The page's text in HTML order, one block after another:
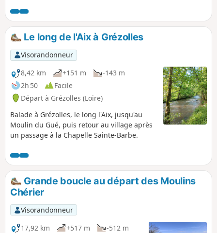
Par beau temps on distingue nettement
la chaîne des Alpes.
Le long de l'Aix à Grézolles
Visorandonneur
8,42 km
+151 m
-143 m
2h 50
Facile
Départ à Grézolles (Loire)
Balade à Grézolles, le long l'Aix, jusqu'au
Moulin du Gué, puis retour au village après
un passage à la Chapelle Sainte-Barbe.
Grande boucle au départ des Moulins
Chérier
Visorandonneur
17,92 km
+517 m
-512 m